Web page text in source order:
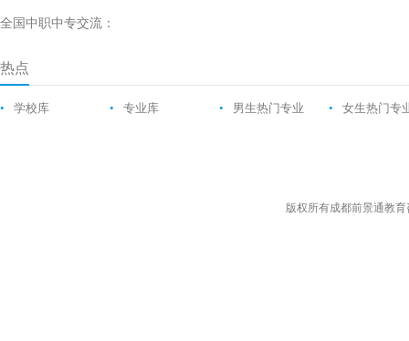
全国中职中专交流：
热点
• 学校库 • 专业库 • 男生热门专业 • 女生热门专
版权所有成都前景通教